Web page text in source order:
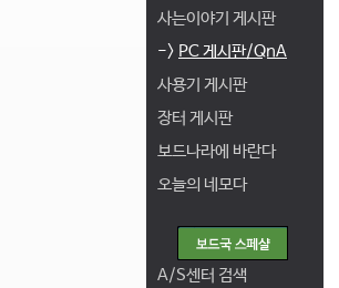
사는이야기 게시판
-> PC 게시판/QnA
사용기 게시판
장터 게시판
보드나라에 바란다
오늘의 네모다
A/S센터 검색